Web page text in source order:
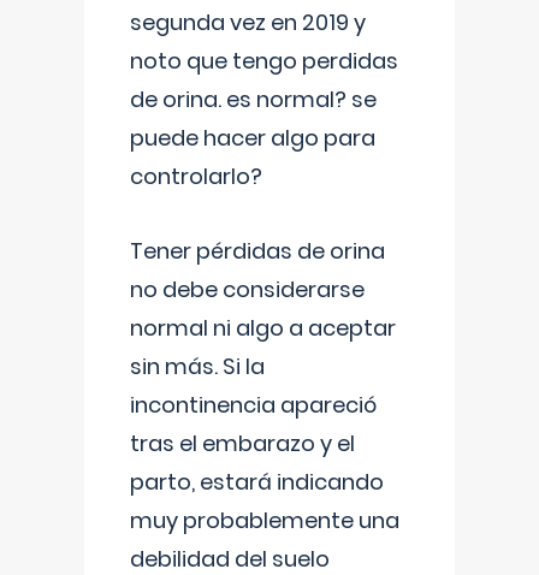
segunda vez en 2019 y
noto que tengo perdidas
de orina. es normal? se
puede hacer algo para
controlarlo?
Tener pérdidas de orina
no debe considerarse
normal ni algo a aceptar
sin más. Si la
incontinencia apareció
tras el embarazo y el
parto, estará indicando
muy probablemente una
debilidad del suelo